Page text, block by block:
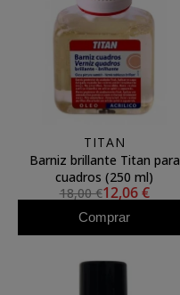
TITAN
Barniz brillante Titan para
cuadros (250 ml)
18,00 €12,06 €
Comprar